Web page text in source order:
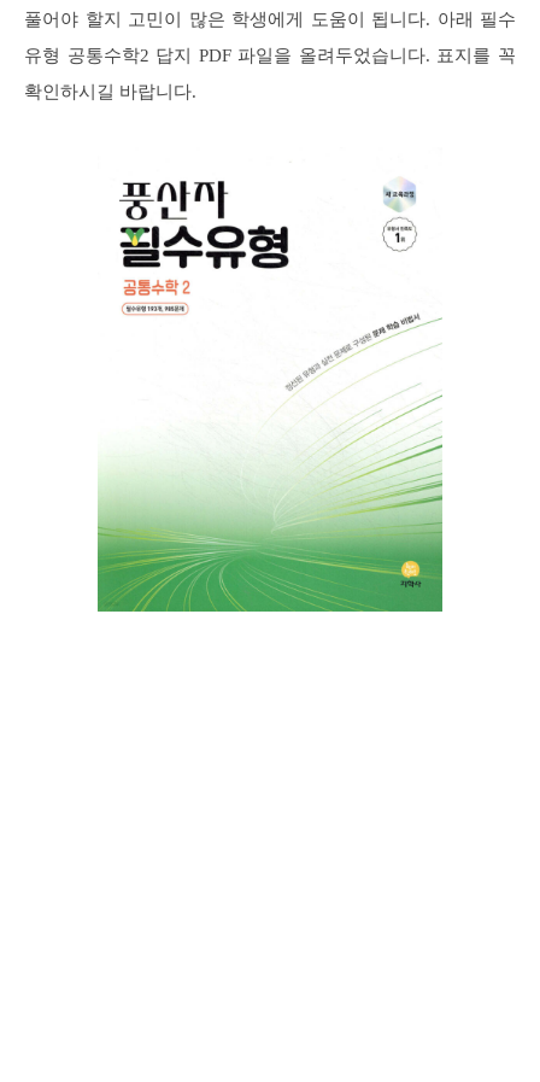
풀어야 할지 고민이 많은 학생에게 도움이 됩니다. 아래 필수
유형 공통수학2 답지 PDF 파일을 올려두었습니다. 표지를 꼭
확인하시길 바랍니다.